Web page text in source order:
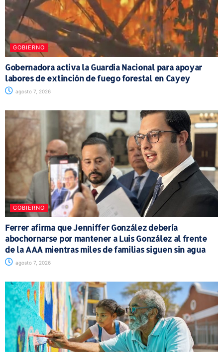
GOBIERNO
Gobernadora activa la Guardia Nacional para apoyar
labores de extinción de fuego forestal en Cayey
agosto 7, 2026
GOBIERNO
Ferrer afirma que Jenniffer González debería
abochornarse por mantener a Luis González al frente
de la AAA mientras miles de familias siguen sin agua
agosto 7, 2026